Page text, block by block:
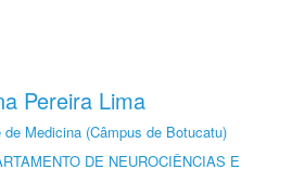
Pereira Lima
de Medicina (Câmpus de Botucatu)
DE NEUROCIÊNCIAS E